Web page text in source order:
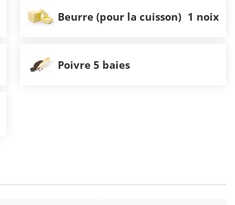
Beurre (pour la cuisson) 1 noix
Poivre 5 baies